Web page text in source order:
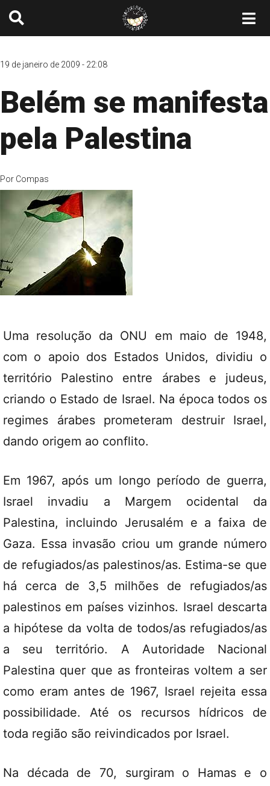
19 de janeiro de 2009 - 22:08
Belém se manifesta
pela Palestina
Por Compas
Uma resolução da ONU em maio de 1948,
com o apoio dos Estados Unidos, dividiu o
território Palestino entre árabes e judeus,
criando o Estado de Israel. Na época todos os
regimes árabes prometeram destruir Israel,
dando origem ao conflito.
Em 1967, após um longo período de guerra,
Israel invadiu a Margem ocidental da
Palestina, incluindo Jerusalém e a faixa de
Gaza. Essa invasão criou um grande número
de refugiados/as palestinos/as. Estima-se que
há cerca de 3,5 milhões de refugiados/as
palestinos em países vizinhos. Israel descarta
a hipótese da volta de todos/as refugiados/as
a seu território. A Autoridade Nacional
Palestina quer que as fronteiras voltem a ser
como eram antes de 1967, Israel rejeita essa
possibilidade. Até os recursos hídricos de
toda região são reivindicados por Israel.
Na década de 70, surgiram o Hamas e o